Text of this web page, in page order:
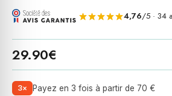
4,76/5 · 34
29.90€
3× Payez en 3 fois à partir de 70 €